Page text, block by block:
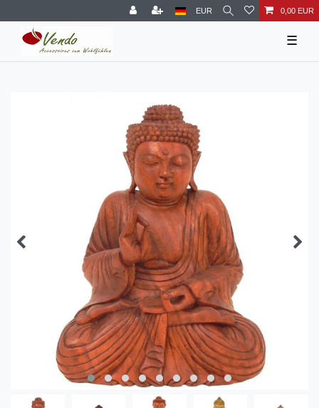
EUR 0,00 EUR
☰